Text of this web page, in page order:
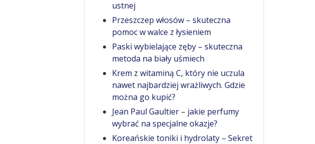
ustnej
Przeszczep włosów – skuteczna
pomoc w walce z łysieniem
Paski wybielające zęby – skuteczna
metoda na biały uśmiech
Krem z witaminą C, który nie uczula
nawet najbardziej wrażliwych. Gdzie
można go kupić?
Jean Paul Gaultier – jakie perfumy
wybrać na specjalne okazje?
Koreańskie toniki i hydrolaty – Sekret